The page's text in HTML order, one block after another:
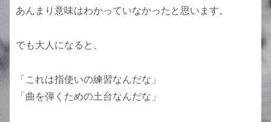
あんまり意味はわかっていなかったと思います。
でも大人になると、
「これは指使いの練習なんだな」
「曲を弾くための土台なんだな」